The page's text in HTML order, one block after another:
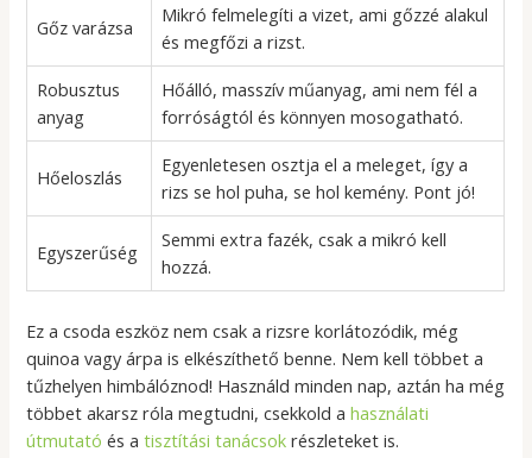
Gőz varázsa
Mikró felmelegíti a vizet, ami gőzzé alakul
és megfőzi a rizst.
Robusztus
anyag
Hőálló, masszív műanyag, ami nem fél a
forróságtól és könnyen mosogatható.
Hőeloszlás
Egyenletesen osztja el a meleget, így a
rizs se hol puha, se hol kemény. Pont jó!
Egyszerűség
Semmi extra fazék, csak a mikró kell
hozzá.
Ez a csoda eszköz nem csak a rizsre korlátozódik, még
quinoa vagy árpa is elkészíthető benne. Nem kell többet a
tűzhelyen himbálóznod! Használd minden nap, aztán ha még
többet akarsz róla megtudni, csekkold ahasználati
útmutató és atisztítási tanácsok részleteket is.